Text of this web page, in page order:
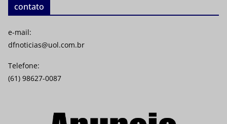
contato
e-mail:
dfnoticias@uol.com.br
Telefone:
(61) 98627-0087